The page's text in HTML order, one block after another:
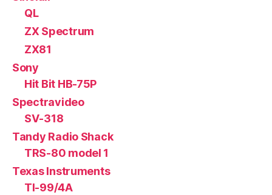
QL
ZX Spectrum
ZX81
Sony
Hit Bit HB-75P
Spectravideo
SV-318
Tandy Radio Shack
TRS-80 model 1
Texas Instruments
TI-99/4A